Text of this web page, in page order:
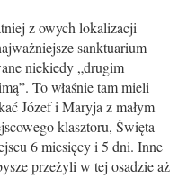
z owych lokalizacji
sanktuarium
niekiedy „drugim
To właśnie tam mieli
Józef i Maryja z małym
klasztoru, Święta
6 miesięcy i 5 dni. Inne
przeżyli w tej osadzie aż